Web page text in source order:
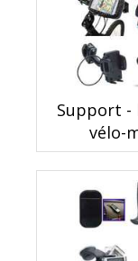
Support -
vélo-